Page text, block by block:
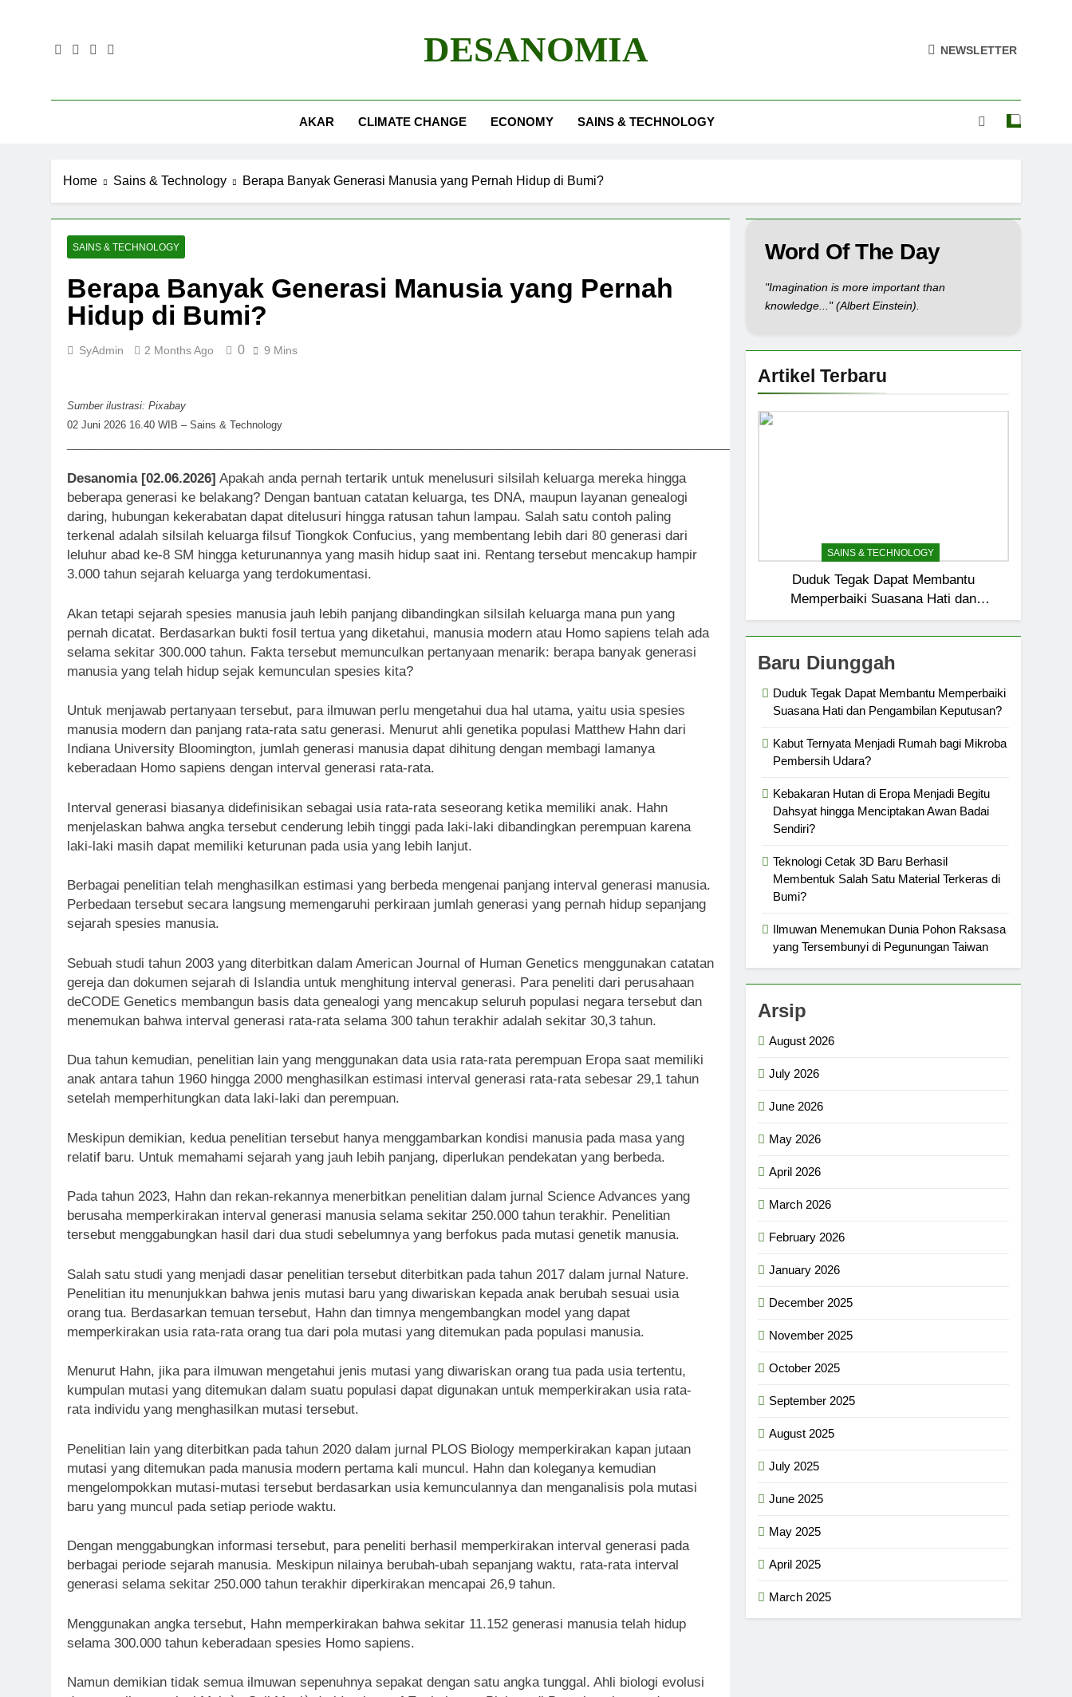
DESANOMIA NEWSLETTER
AKAR CLIMATE CHANGE ECONOMY SAINS & TECHNOLOGY
Home Sains & Technology Berapa Banyak Generasi Manusia yang Pernah Hidup di Bumi?
SAINS & TECHNOLOGY
Berapa Banyak Generasi Manusia yang Pernah
Hidup di Bumi?
SyAdmin 2 Months Ago 0 9 Mins
Sumber ilustrasi: Pixabay
02 Juni 2026 16.40 WIB – Sains & Technology
Desanomia [02.06.2026] Apakah anda pernah tertarik untuk menelusuri silsilah keluarga mereka hingga
beberapa generasi ke belakang? Dengan bantuan catatan keluarga, tes DNA, maupun layanan genealogi
daring, hubungan kekerabatan dapat ditelusuri hingga ratusan tahun lampau. Salah satu contoh paling
terkenal adalah silsilah keluarga filsuf Tiongkok Confucius, yang membentang lebih dari 80 generasi dari
leluhur abad ke-8 SM hingga keturunannya yang masih hidup saat ini. Rentang tersebut mencakup hampir
3.000 tahun sejarah keluarga yang terdokumentasi.
Akan tetapi sejarah spesies manusia jauh lebih panjang dibandingkan silsilah keluarga mana pun yang
pernah dicatat. Berdasarkan bukti fosil tertua yang diketahui, manusia modern atau Homo sapiens telah ada
selama sekitar 300.000 tahun. Fakta tersebut memunculkan pertanyaan menarik: berapa banyak generasi
manusia yang telah hidup sejak kemunculan spesies kita?
Untuk menjawab pertanyaan tersebut, para ilmuwan perlu mengetahui dua hal utama, yaitu usia spesies
manusia modern dan panjang rata-rata satu generasi. Menurut ahli genetika populasi Matthew Hahn dari
Indiana University Bloomington, jumlah generasi manusia dapat dihitung dengan membagi lamanya
keberadaan Homo sapiens dengan interval generasi rata-rata.
Interval generasi biasanya didefinisikan sebagai usia rata-rata seseorang ketika memiliki anak. Hahn
menjelaskan bahwa angka tersebut cenderung lebih tinggi pada laki-laki dibandingkan perempuan karena
laki-laki masih dapat memiliki keturunan pada usia yang lebih lanjut.
Berbagai penelitian telah menghasilkan estimasi yang berbeda mengenai panjang interval generasi manusia.
Perbedaan tersebut secara langsung memengaruhi perkiraan jumlah generasi yang pernah hidup sepanjang
sejarah spesies manusia.
Sebuah studi tahun 2003 yang diterbitkan dalam American Journal of Human Genetics menggunakan catatan
gereja dan dokumen sejarah di Islandia untuk menghitung interval generasi. Para peneliti dari perusahaan
deCODE Genetics membangun basis data genealogi yang mencakup seluruh populasi negara tersebut dan
menemukan bahwa interval generasi rata-rata selama 300 tahun terakhir adalah sekitar 30,3 tahun.
Dua tahun kemudian, penelitian lain yang menggunakan data usia rata-rata perempuan Eropa saat memiliki
anak antara tahun 1960 hingga 2000 menghasilkan estimasi interval generasi rata-rata sebesar 29,1 tahun
setelah memperhitungkan data laki-laki dan perempuan.
Meskipun demikian, kedua penelitian tersebut hanya menggambarkan kondisi manusia pada masa yang
relatif baru. Untuk memahami sejarah yang jauh lebih panjang, diperlukan pendekatan yang berbeda.
Pada tahun 2023, Hahn dan rekan-rekannya menerbitkan penelitian dalam jurnal Science Advances yang
berusaha memperkirakan interval generasi manusia selama sekitar 250.000 tahun terakhir. Penelitian
tersebut menggabungkan hasil dari dua studi sebelumnya yang berfokus pada mutasi genetik manusia.
Salah satu studi yang menjadi dasar penelitian tersebut diterbitkan pada tahun 2017 dalam jurnal Nature.
Penelitian itu menunjukkan bahwa jenis mutasi baru yang diwariskan kepada anak berubah sesuai usia
orang tua. Berdasarkan temuan tersebut, Hahn dan timnya mengembangkan model yang dapat
memperkirakan usia rata-rata orang tua dari pola mutasi yang ditemukan pada populasi manusia.
Menurut Hahn, jika para ilmuwan mengetahui jenis mutasi yang diwariskan orang tua pada usia tertentu,
kumpulan mutasi yang ditemukan dalam suatu populasi dapat digunakan untuk memperkirakan usia rata-
rata individu yang menghasilkan mutasi tersebut.
Penelitian lain yang diterbitkan pada tahun 2020 dalam jurnal PLOS Biology memperkirakan kapan jutaan
mutasi yang ditemukan pada manusia modern pertama kali muncul. Hahn dan koleganya kemudian
mengelompokkan mutasi-mutasi tersebut berdasarkan usia kemunculannya dan menganalisis pola mutasi
baru yang muncul pada setiap periode waktu.
Dengan menggabungkan informasi tersebut, para peneliti berhasil memperkirakan interval generasi pada
berbagai periode sejarah manusia. Meskipun nilainya berubah-ubah sepanjang waktu, rata-rata interval
generasi selama sekitar 250.000 tahun terakhir diperkirakan mencapai 26,9 tahun.
Menggunakan angka tersebut, Hahn memperkirakan bahwa sekitar 11.152 generasi manusia telah hidup
selama 300.000 tahun keberadaan spesies Homo sapiens.
Namun demikian tidak semua ilmuwan sepenuhnya sepakat dengan satu angka tunggal. Ahli biologi evolusi
Word Of The Day
"Imagination is more important than
knowledge..." (Albert Einstein).
Artikel Terbaru
SAINS & TECHNOLOGY
Duduk Tegak Dapat Membantu
Memperbaiki Suasana Hati dan
Pengambilan Keputusan?
Baru Diunggah
Duduk Tegak Dapat Membantu Memperbaiki
Suasana Hati dan Pengambilan Keputusan?
Kabut Ternyata Menjadi Rumah bagi Mikroba
Pembersih Udara?
Kebakaran Hutan di Eropa Menjadi Begitu
Dahsyat hingga Menciptakan Awan Badai
Sendiri?
Teknologi Cetak 3D Baru Berhasil
Membentuk Salah Satu Material Terkeras di
Bumi?
Ilmuwan Menemukan Dunia Pohon Raksasa
yang Tersembunyi di Pegunungan Taiwan
Arsip
August 2026
July 2026
June 2026
May 2026
April 2026
March 2026
February 2026
January 2026
December 2025
November 2025
October 2025
September 2025
August 2025
July 2025
June 2025
May 2025
April 2025
March 2025